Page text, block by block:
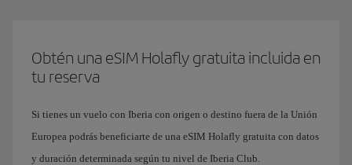
Obtén una eSIM Holafly gratuita incluida en
tu reserva
Si tienes un vuelo con Iberia con origen o destino fuera de la Unión
Europea podrás beneficiarte de una eSIM Holafly gratuita con datos
y duración determinada según tu nivel de Iberia Club.